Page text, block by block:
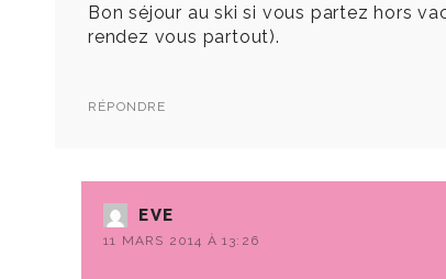
Bon séjour au ski si vous partez hors
rendez vous partout).
RÉPONDRE
EVE
11 MARS 2014 À 13:26